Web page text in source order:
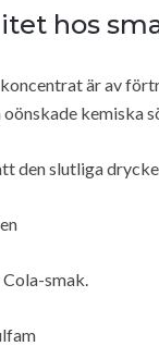
hos
är av
kemiska
den slutliga
Cola-smak.